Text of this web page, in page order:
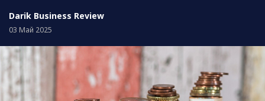
Darik Business Review
03 Май 2025